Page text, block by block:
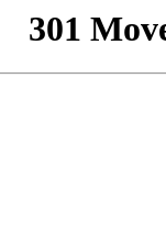
301